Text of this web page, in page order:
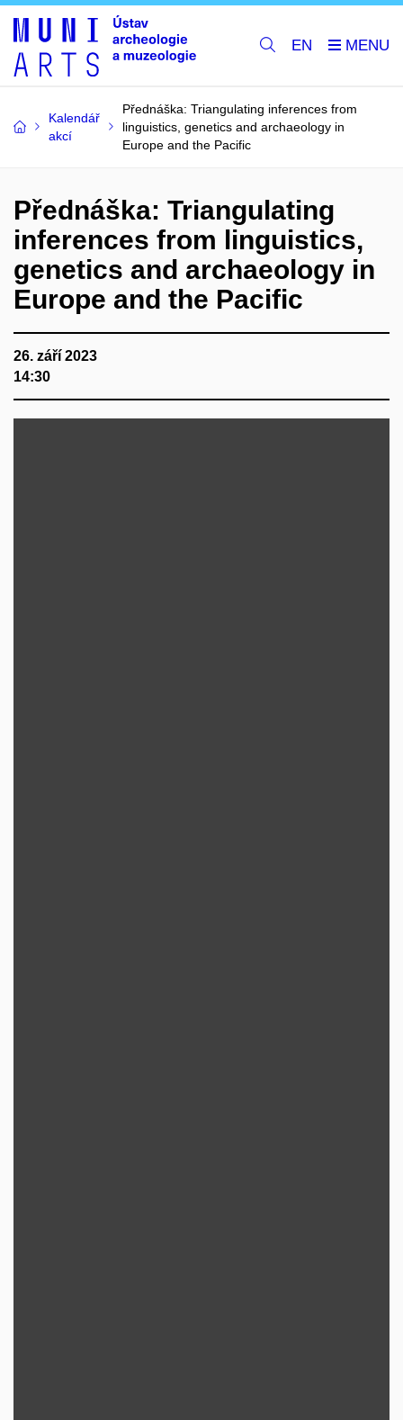
EN
Kalendář
akcí
Přednáška: Triangulating inferences from
linguistics, genetics and archaeology in
Europe and the Pacific
Přednáška: Triangulating
inferences from linguistics,
genetics and archaeology in
Europe and the Pacific
26. září 2023
14:30